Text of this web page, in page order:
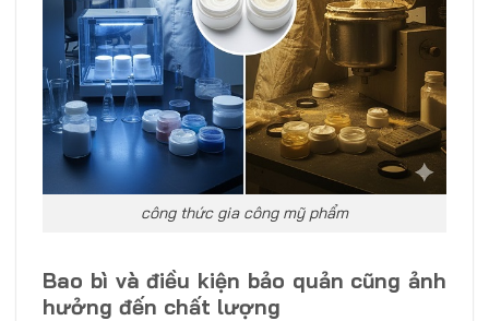
công thức gia công mỹ phẩm
Bao bì và điều kiện bảo quản cũng ảnh
hưởng đến chất lượng